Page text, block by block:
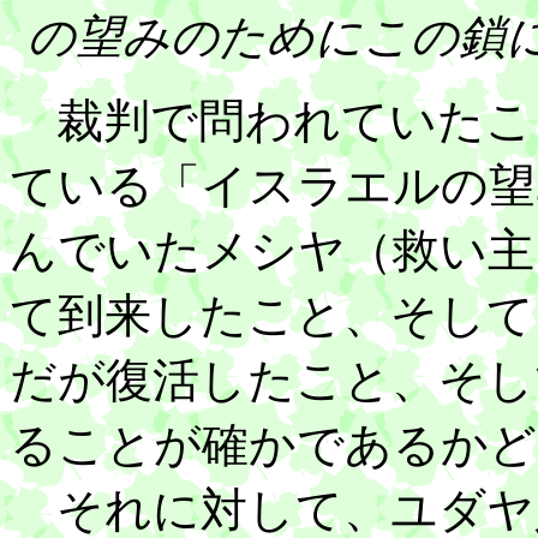
の望みのためにこの鎖
裁判で問われていたこ
ている「イスラエルの
んでいたメシヤ（救い
て到来したこと、そし
だが復活したこと、そ
ることが確かであるか
それに対して、ユダヤ